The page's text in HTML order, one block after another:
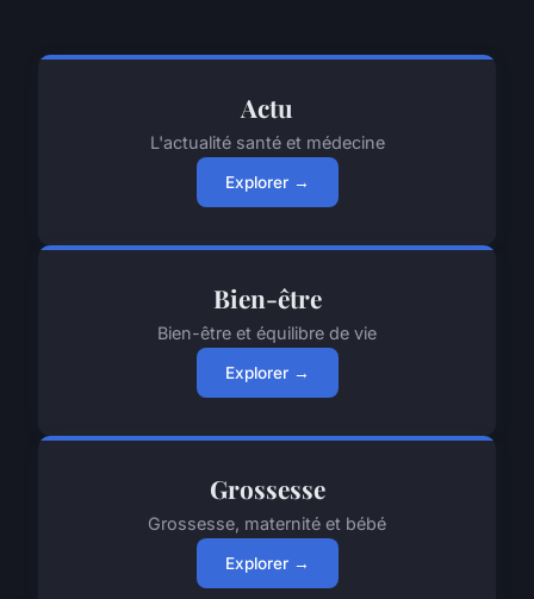
Actu
L'actualité santé et médecine
Explorer →
Bien-être
Bien-être et équilibre de vie
Explorer →
Grossesse
Grossesse, maternité et bébé
Explorer →